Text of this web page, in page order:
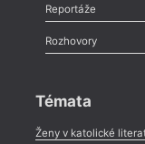
Recenze
Méně slov o
Reportáže
Literární zítřky
Celá rubrika
Rozhovory
Témata
Ženy v katolické